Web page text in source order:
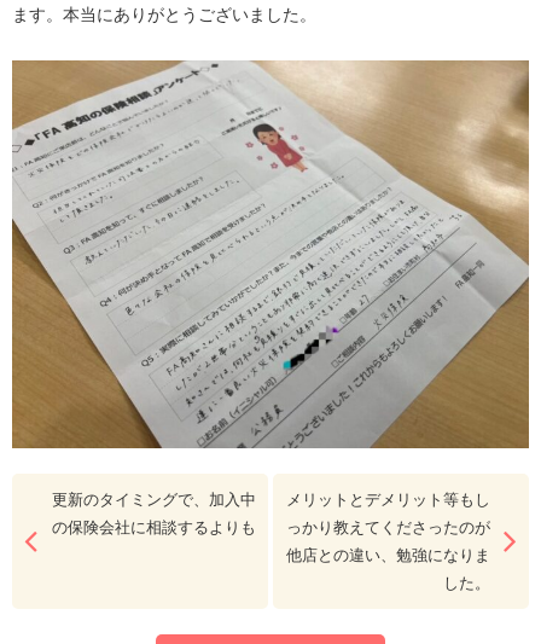
ます。本当にありがとうございました。
更新のタイミングで、加入中
の保険会社に相談するよりも
メリットとデメリット等もし
っかり教えてくださったのが
他店との違い、勉強になりま
した。